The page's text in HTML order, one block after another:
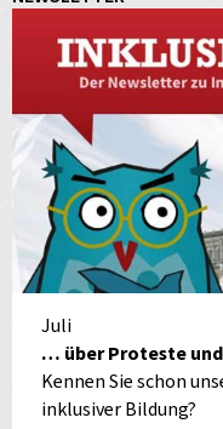
Juli
… über Proteste
Kennen Sie schon
inklusiver Bildung?